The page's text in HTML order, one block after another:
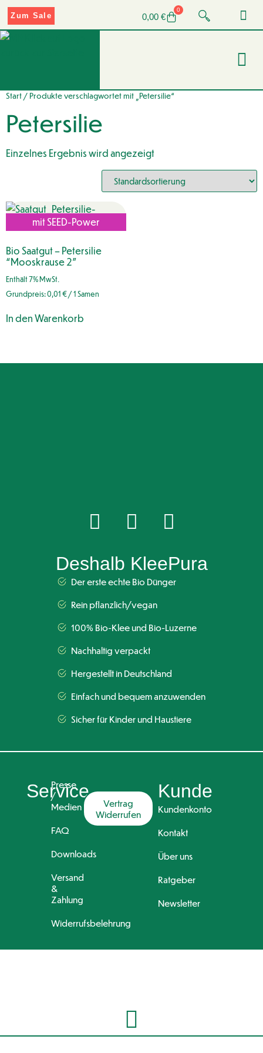
0,00 €
0
Zum Sale
Start / Produkte verschlagwortet mit „Petersilie“
Petersilie
Einzelnes Ergebnis wird angezeigt
mit SEED-Power
Bio Saatgut – Petersilie
“Mooskrause 2”
Enthält 7% MwSt.
Grundpreis:0,01€/ 1 Samen
In den Warenkorb
Deshalb KleePura
Der erste echte Bio Dünger
Rein pflanzlich/vegan
100% Bio-Klee und Bio-Luzerne
Nachhaltig verpackt
Hergestellt in Deutschland
Einfach und bequem anzuwenden
Sicher für Kinder und Haustiere
Service
Presse
/
Medien
FAQ
Downloads
Versand
&
Zahlung
Widerrufsbelehrung
Vertrag
Widerrufen
Kunde
Kundenkonto
Kontakt
Über uns
Ratgeber
Newsletter